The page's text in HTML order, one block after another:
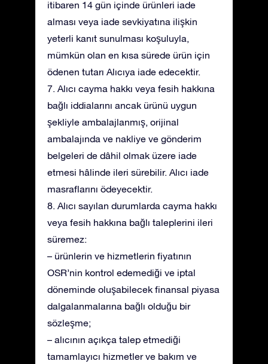
itibaren 14 gün içinde ürünleri iade
alması veya iade sevkiyatına ilişkin
yeterli kanıt sunulması koşuluyla,
mümkün olan en kısa sürede ürün için
ödenen tutarı Alıcıya iade edecektir.
7. Alıcı cayma hakkı veya fesih hakkına
bağlı iddialarını ancak ürünü uygun
şekliyle ambalajlanmış, orijinal
ambalajında ve nakliye ve gönderim
belgeleri de dâhil olmak üzere iade
etmesi hâlinde ileri sürebilir. Alıcı iade
masraflarını ödeyecektir.
8. Alıcı sayılan durumlarda cayma hakkı
veya fesih hakkına bağlı taleplerini ileri
süremez:
– ürünlerin ve hizmetlerin fiyatının
OSR’nin kontrol edemediği ve iptal
döneminde oluşabilecek finansal piyasa
dalgalanmalarına bağlı olduğu bir
sözleşme;
– alıcının açıkça talep etmediği
tamamlayıcı hizmetler ve bakım ve